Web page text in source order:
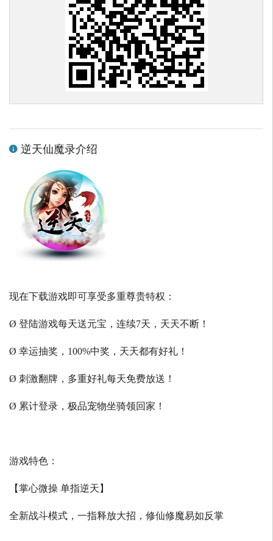
逆天仙魔录介绍
现在下载游戏即可享受多重尊贵特权：
Ø 登陆游戏每天送元宝，连续7天，天天不断！
Ø 幸运抽奖，100%中奖，天天都有好礼！
Ø 刺激翻牌，多重好礼每天免费放送！
Ø 累计登录，极品宠物坐骑领回家！
游戏特色：
【掌心微操 单指逆天】
全新战斗模式，一指释放大招，修仙修魔易如反掌